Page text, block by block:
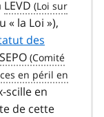
LEVD
« la Loi »),
des
scille en
de cette